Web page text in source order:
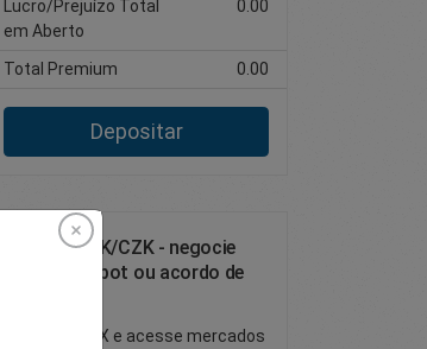
Lucro/Prejuízo Total
em Aberto
0.00
Total Premium 0.00
Depositar
Negocie DKK/CZK - negocie
como um spot ou acordo de
Negocie FX e acesse mercados